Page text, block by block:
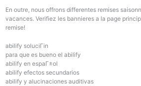
En outre, nous offrons differentes remises
vacances. Verifiez les bannieres a la page
remise!
abilify soluciГіn
para que es bueno el abilify
abilify en espaГ±ol
abilify efectos secundarios
abilify y alucinaciones auditivas